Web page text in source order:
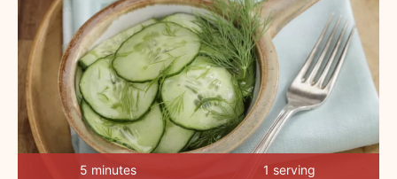
5 minutes 1 serving